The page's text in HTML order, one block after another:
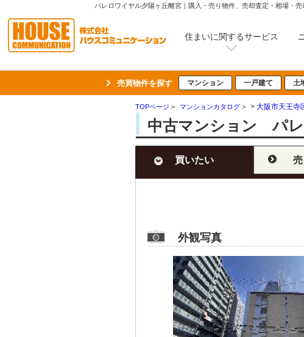
パレロワイヤル夕陽ヶ丘離宮｜購入・売り物件、売却査定・相場・
住まいに関するサービス
売買物件を探す マンション 一戸建て 土
TOPページ > マンションカタログ > > 大阪市天王寺
中古マンション パ
買いたい
外観写真